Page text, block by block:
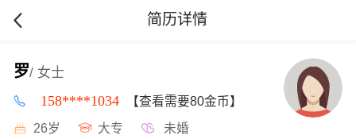
简历详情
罗/ 女士
158****1034 【查看需要80金币】
26岁 大专 未婚